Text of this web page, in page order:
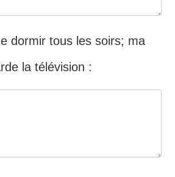
dormir tous les soirs; ma
la télévision :